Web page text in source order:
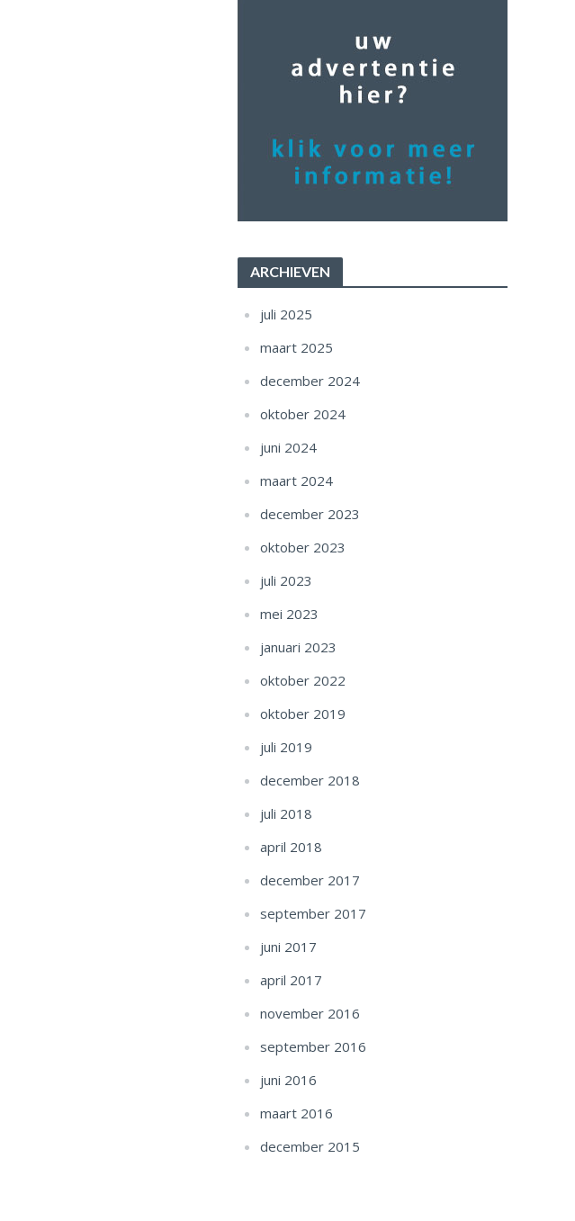
ARCHIEVEN
juli 2025
maart 2025
december 2024
oktober 2024
juni 2024
maart 2024
december 2023
oktober 2023
juli 2023
mei 2023
januari 2023
oktober 2022
oktober 2019
juli 2019
december 2018
juli 2018
april 2018
december 2017
september 2017
juni 2017
april 2017
november 2016
september 2016
juni 2016
maart 2016
december 2015